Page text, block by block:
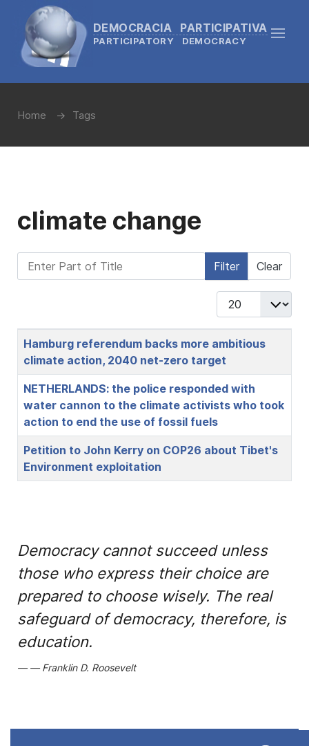
DEMOCRACIA PARTICIPATIVA
PARTICIPATORY DEMOCRACY
Home Tags
climate change
Enter Part of Title Filter Clear
Display #
Title
Hamburg referendum backs more ambitious
climate action, 2040 net-zero target
NETHERLANDS: the police responded with
water cannon to the climate activists who took
action to end the use of fossil fuels
Petition to John Kerry on COP26 about Tibet's
Environment exploitation
Democracy cannot succeed unless
those who express their choice are
prepared to choose wisely. The real
safeguard of democracy, therefore, is
education.
Franklin D. Roosevelt